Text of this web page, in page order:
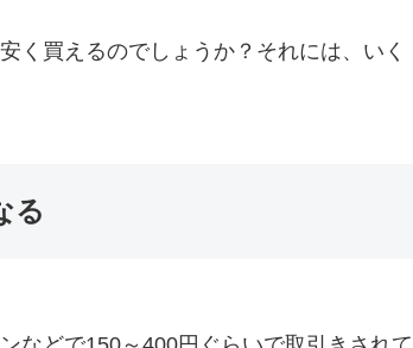
く買えるのでしょうか？それには、いく
る